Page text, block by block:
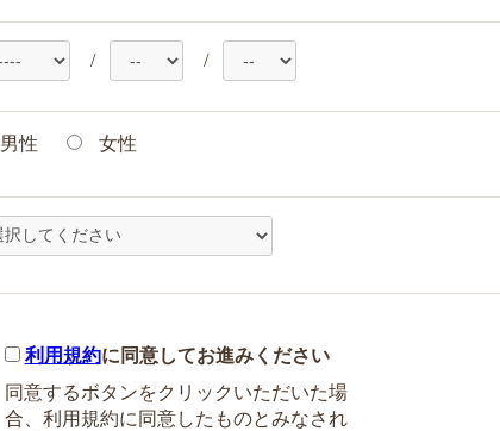
/ /
男性 女性
利用規約に同意してお進みください
同意するボタンをクリックいただいた場
合、利用規約に同意したものとみなされ